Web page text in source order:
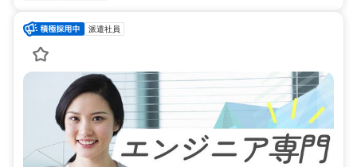
派遣社員